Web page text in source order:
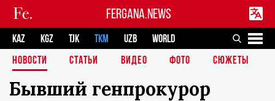
FERGANA.NEWS
KAZ KGZ TJK TKM UZB
WORLD
НОВОСТИ
СТАТЬИ ВИДЕО ФОТО СЮЖЕТЫ
Бывший генпрокурор